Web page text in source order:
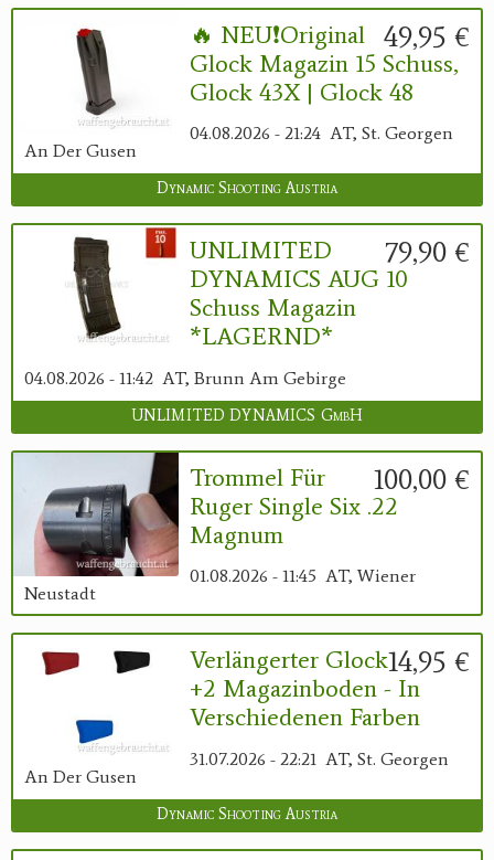
49,95 €
🔥 NEU❗️Original
Glock Magazin 15 Schuss,
Glock 43X | Glock 48
04.08.2026 - 21:24 AT, St. Georgen
An Der Gusen
Dynamic Shooting Austria
79,90 €
UNLIMITED
DYNAMICS AUG 10
Schuss Magazin
*LAGERND*
04.08.2026 - 11:42 AT, Brunn Am Gebirge
UNLIMITED DYNAMICS GmbH
100,00 €
Trommel Für
Ruger Single Six .22
Magnum
01.08.2026 - 11:45 AT, Wiener
Neustadt
14,95 €
Verlängerter Glock
+2 Magazinboden - In
Verschiedenen Farben
31.07.2026 - 22:21 AT, St. Georgen
An Der Gusen
Dynamic Shooting Austria